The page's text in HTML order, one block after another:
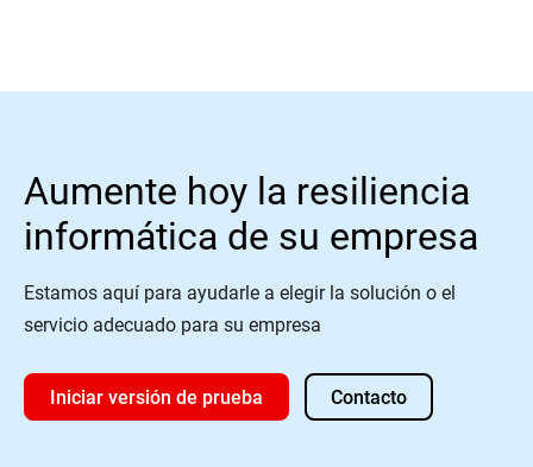
Aumente hoy la resiliencia
informática de su empresa
Estamos aquí para ayudarle a elegir la solución o el
servicio adecuado para su empresa
Iniciar versión de prueba Contacto